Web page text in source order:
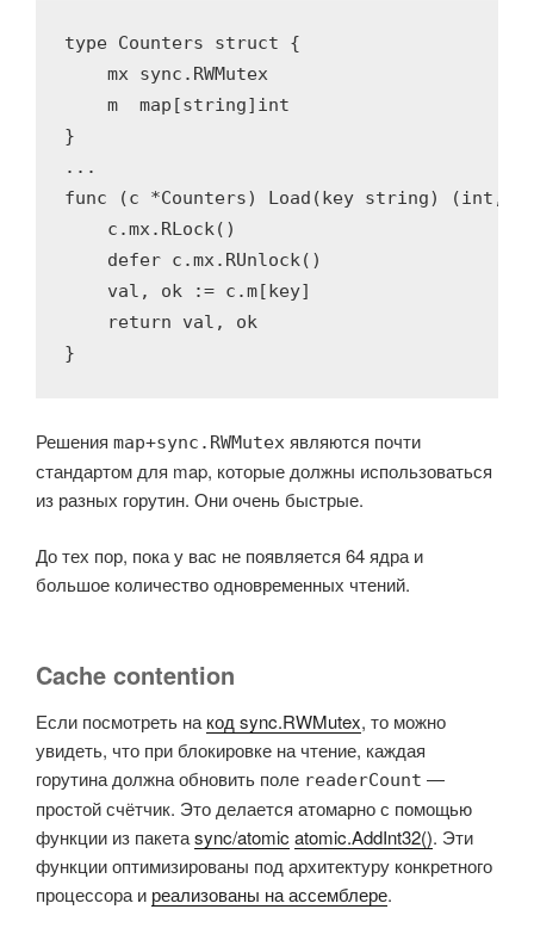
type Counters struct {
    mx sync.RWMutex
    m
map [string] int
}
func
(c *Counters) Load (key string) (int ,
    c.mx.RLock()
defer c.mx.RUnlock()
    val, ok := c.m[key]
return val, ok
}
Решения map+sync.RWMutex являются почти
стандартом для map, которые должны использоваться
из разных горутин. Они очень быстрые.
До тех пор, пока у вас не появляется 64 ядра и
большое количество одновременных чтений.
Cache contention
Если посмотреть накод sync.RWMutex, то можно
увидеть, что при блокировке на чтение, каждая
горутина должна обновить поле readerCount —
простой счётчик. Это делается атомарно с помощью
функции из пакетаsync/atomic atomic.AddInt32(). Эти
функции оптимизированы под архитектуру конкретного
процессора и реализованы на ассемблере.